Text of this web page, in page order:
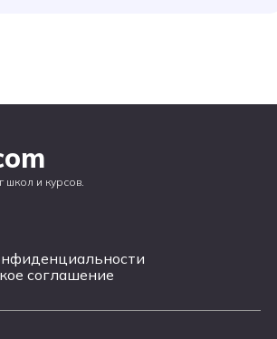
школ и курсов.
соглашение